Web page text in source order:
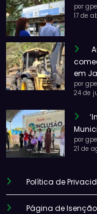
por
17 de
em
por
24 de
por
21 de
Política de
Página de